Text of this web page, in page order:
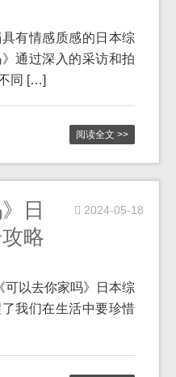
有情感质感的日本综
通过深入的采访和拍
同 […]
阅读全文 >>
日
略
2024-05-18
可以去你家吗》日本综
我们在生活中要珍惜